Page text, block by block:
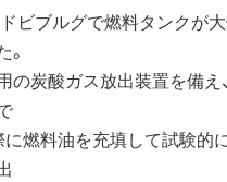
ビブルグで燃料タンクが
の炭酸ガス放出装置を備え
に燃料油を充填して試験的